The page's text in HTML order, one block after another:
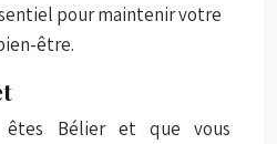
pour maintenir votre
être.
êtes Bélier et que vous